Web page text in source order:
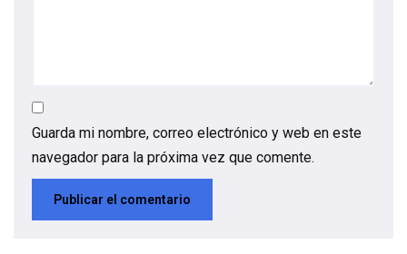
Guarda mi nombre, correo electrónico y web en este
navegador para la próxima vez que comente.